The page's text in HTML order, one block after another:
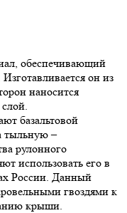
обеспечивающий
он из
наносится
базальтовой
тыльную –
рулонного
использовать его в
России. Данный
гвоздями к
крыши.